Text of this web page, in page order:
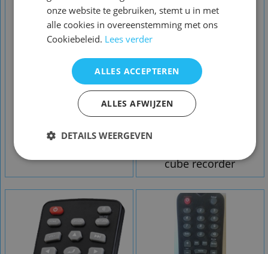
Afstandsbediening
cube recorder
onze website te gebruiken, stemt u in met
alle cookies in overeenstemming met ons
Cookiebeleid. Lees verder
ALLES ACCEPTEREN
ALLES AFWIJZEN
DETAILS WEERGEVEN